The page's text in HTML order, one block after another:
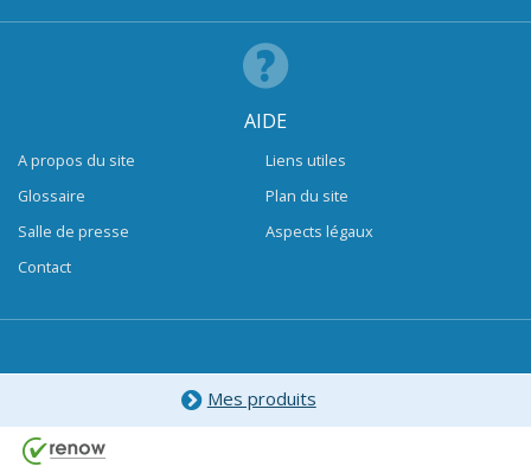
AIDE
A propos du site
Glossaire
Salle de presse
Contact
Liens utiles
Plan du site
Aspects légaux
Mes produits